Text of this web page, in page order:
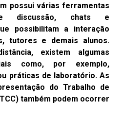
possui várias ferramentas
discussão, chats e
possibilitam a interação
tutores e demais alunos.
existem algumas
como, por exemplo,
práticas de laboratório. As
do Trabalho de
também podem ocorrer